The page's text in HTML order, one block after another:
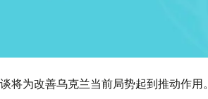
将为改善乌克兰当前局势起到推动作用。